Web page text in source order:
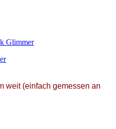
weit (einfach gemessen an